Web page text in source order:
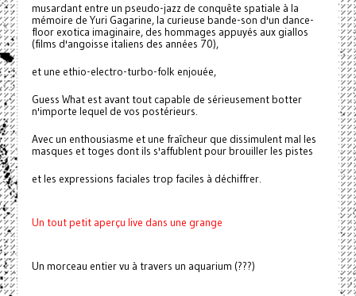
musardant entre un pseudo-jazz de conquête spatiale à la
mémoire de Yuri Gagarine, la curieuse bande-son d'un dance-
floor exotica imaginaire, des hommages appuyés aux giallos
(films d'angoisse italiens des années 70),
et une ethio-electro-turbo-folk enjouée,
Guess What est avant tout capable de sérieusement botter
n'importe lequel de vos postérieurs.
Avec un enthousiasme et une fraîcheur que dissimulent mal les
masques et toges dont ils s'affublent pour brouiller les pistes
et les expressions faciales trop faciles à déchiffrer.
Un tout petit aperçu live dans une grange
Un morceau entier vu à travers un aquarium (???)